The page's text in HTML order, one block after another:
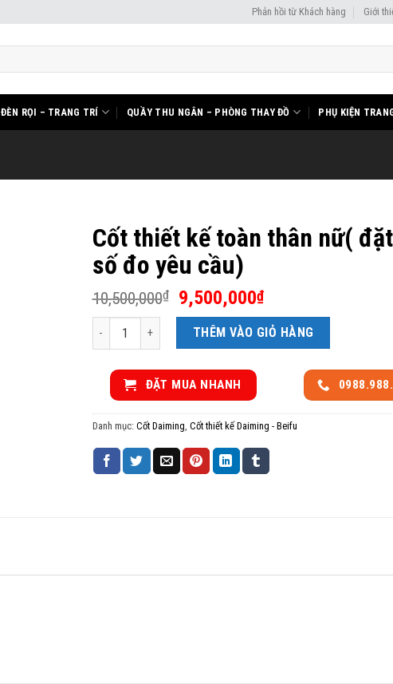
Phản hồi từ Khách hàng Giới
ĐÈN RỌI – TRANG TRÍ QUẦY THU NGÂN – PHÒNG THAY ĐỒ PHỤ KIỆN
Cốt thiết kế toàn thân nữ(
số đo yêu cầu)
10,500,000₫
Giá
gốc
là:
10,500,000₫.
9,500,000₫Giá
hiện
tại
là:
9,500,000₫.
Cốt thiết kế toàn thân nữ( đặt theo số đo yêu cầu) số lượng
THÊM VÀO GIỎ HÀNG
ĐẶT MUA NHANH
Danh mục: Cốt Daiming Cốt thiết kế Daiming - Beifu